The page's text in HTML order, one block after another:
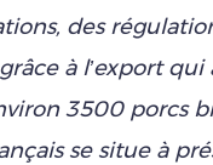
des
à l’export qui
3500 porcs
se situe à